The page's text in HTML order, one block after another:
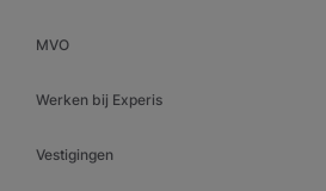
MVO
Werken bij Experis
Vestigingen